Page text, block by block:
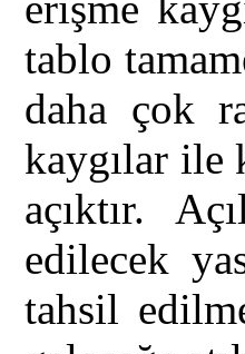
tablo
daha çok
kaygılar ile
açıktır.
edilecek
tahsil